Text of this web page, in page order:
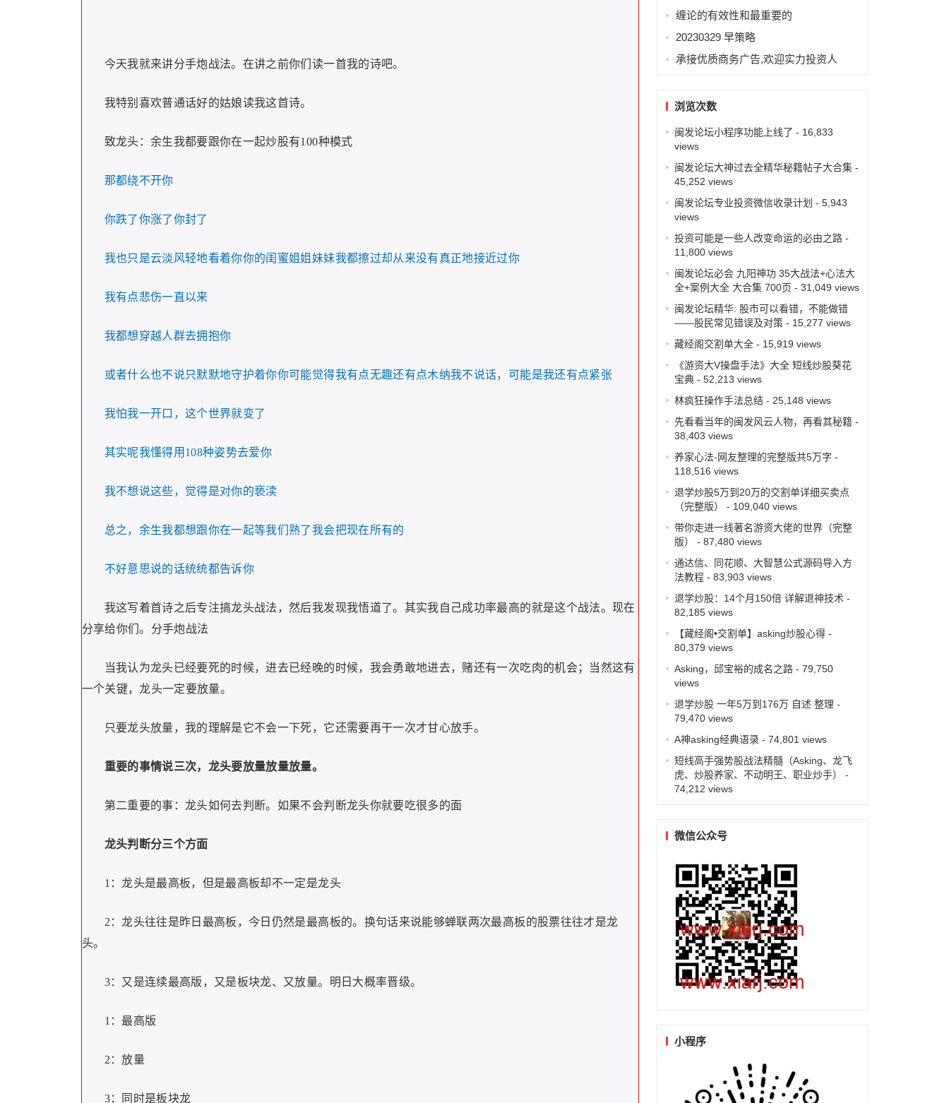
今天我就来讲分手炮战法。在讲之前你们读一首我的诗吧。
我特别喜欢普通话好的姑娘读我这首诗。
致龙头：余生我都要跟你在一起炒股有100种模式
那都绕不开你
你跌了你涨了你封了
我也只是云淡风轻地看着你你的闺蜜姐姐妹妹我都擦过却从来没有真正地接近过你
我有点悲伤一直以来
我都想穿越人群去拥抱你
或者什么也不说只默默地守护着你你可能觉得我有点无趣还有点木纳我不说话，可能是我还有点紧张
我怕我一开口，这个世界就变了
其实呢我懂得用108种姿势去爱你
我不想说这些，觉得是对你的亵渎
总之，余生我都想跟你在一起等我们熟了我会把现在所有的
不好意思说的话统统都告诉你
我这写着首诗之后专注搞龙头战法，然后我发现我悟道了。其实我自己成功率最高的就是这个战法。现在
分享给你们。分手炮战法
当我认为龙头已经要死的时候，进去已经晚的时候，我会勇敢地进去，赌还有一次吃肉的机会；当然这有
一个关键，龙头一定要放量。
只要龙头放量，我的理解是它不会一下死，它还需要再干一次才甘心放手。
重要的事情说三次，龙头要放量放量放量。
第二重要的事：龙头如何去判断。如果不会判断龙头你就要吃很多的面
龙头判断分三个方面
1：龙头是最高板，但是最高板却不一定是龙头
2：龙头往往是昨日最高板，今日仍然是最高板的。换句话来说能够蝉联两次最高板的股票往往才是龙
头。
3：又是连续最高版，又是板块龙、又放量。明日大概率晋级。
1：最高版
2：放量
3：同时是板块龙
缠论的有效性和最重要的
20230329 早策略
承接优质商务广告,欢迎实力投资人
浏览次数
闽发论坛小程序功能上线了 - 16,833
views
闽发论坛大神过去全精华秘籍帖子大合集-
45,252 views
闽发论坛专业投资微信收录计划 - 5,943
views
投资可能是一些人改变命运的必由之路-
11,800 views
闽发论坛必会 九阳神功 35大战法+心法大
全+案例大全 大合集 700页 - 31,049 views
闽发论坛精华: 股市可以看错，不能做错
——股民常见错误及对策- 15,277 views
藏经阁交割单大全- 15,919 views
《游资大V操盘手法》大全 短线炒股葵花
宝典- 52,213 views
林疯狂操作手法总结- 25,148 views
先看看当年的闽发风云人物，再看其秘籍-
38,403 views
养家心法-网友整理的完整版共5万字 -
118,516 views
退学炒股5万到20万的交割单详细买卖点
（完整版）
- 109,040 views
带你走进一线著名游资大佬的世界（完整
版）
- 87,480 views
通达信、同花顺、大智慧公式源码导入方
法教程- 83,903 views
退学炒股：14个月150倍 详解退神技术 -
82,185 views
【藏经阁•交割单】asking炒股心得-
80,379 views
Asking，邱宝裕的成名之路- 79,750
views
退学炒股 一年5万到176万 自述 整理 -
79,470 views
A神asking经典语录- 74,801 views
短线高手强势股战法精髓（Asking、龙飞
虎、炒股养家、不动明王、职业炒手）
-
74,212 views
微信公众号
小程序